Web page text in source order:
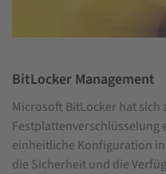
BitLocker Management
Microsoft BitLocker hat sich
Festplattenverschlüsselung
einheitliche Konfiguration
die Sicherheit und die